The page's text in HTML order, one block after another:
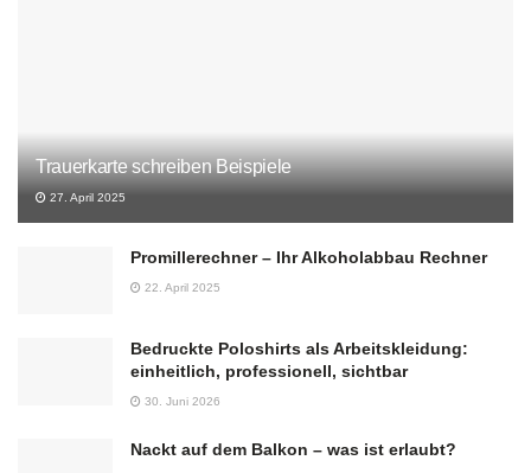
Trauerkarte schreiben Beispiele
27. April 2025
Promillerechner – Ihr Alkoholabbau Rechner
22. April 2025
Bedruckte Poloshirts als Arbeitskleidung:
einheitlich, professionell, sichtbar
30. Juni 2026
Nackt auf dem Balkon – was ist erlaubt?